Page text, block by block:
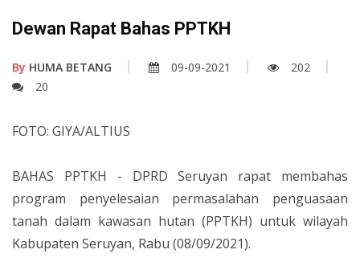
Dewan Rapat Bahas PPTKH
By HUMA BETANG 09-09-2021
202
20
FOTO: GIYA/ALTIUS
BAHAS PPTKH - DPRD Seruyan rapat membahas
program penyelesaian permasalahan penguasaan
tanah dalam kawasan hutan (PPTKH) untuk wilayah
Kabupaten Seruyan, Rabu (08/09/2021).